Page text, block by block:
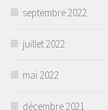
septembre 2022
juillet 2022
mai 2022
décembre 2021